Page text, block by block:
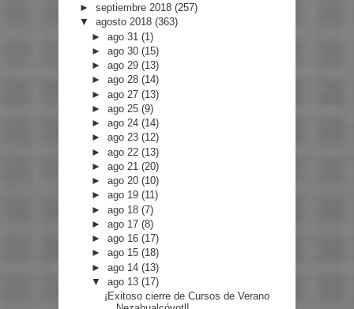
► septiembre 2018 (257)
▼ agosto 2018 (363)
►ago 31(1)
►ago 30(15)
►ago 29(13)
►ago 28(14)
►ago 27(13)
►ago 25(9)
►ago 24(14)
►ago 23(12)
►ago 22(13)
►ago 21(20)
►ago 20(10)
►ago 19(11)
►ago 18(7)
►ago 17(8)
►ago 16(17)
►ago 15(18)
►ago 14(13)
▼ago 13(17)
¡Exitoso cierre de Cursos de Verano